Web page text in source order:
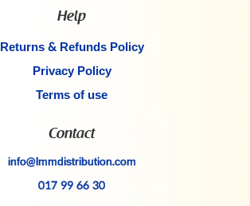
Help
Returns & Refunds Policy
Privacy Policy
Terms of use
Contact
info@lmmdistribution.com
017 99 66 30